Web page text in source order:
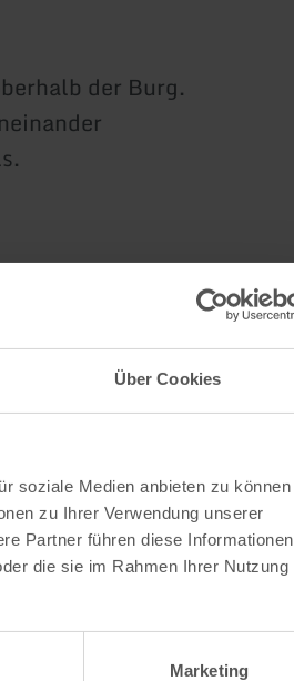
Über Cookies
soziale Medien anbieten zu können
zu Ihrer Verwendung unserer
Partner führen diese Informationen
die sie im Rahmen Ihrer Nutzung
Marketing
der Burg.
Landes